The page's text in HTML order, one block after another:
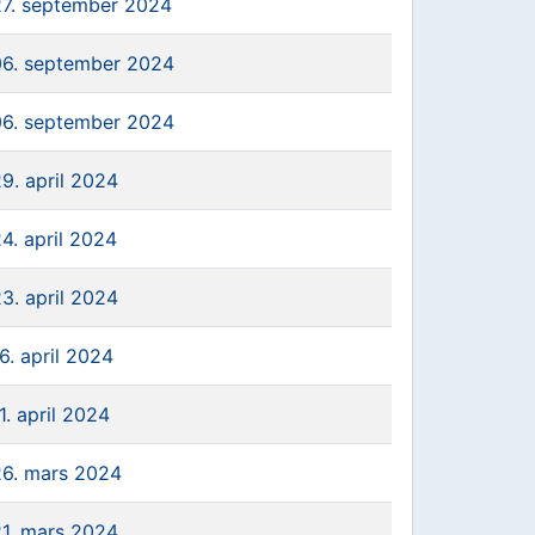
september 2024
september 2024
april 2024
april 2024
april 2024
april 2024
april 2024
mars 2024